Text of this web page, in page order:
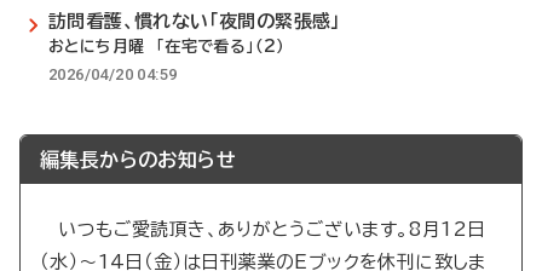
訪問看護、慣れない「夜間の緊張感」
おとにち月曜 「在宅で看る」（2）
2026/04/20 04:59
編集長からのお知らせ
いつもご愛読頂き、ありがとうございます。8月12日
（水）～14日（金）は日刊薬業のEブックを休刊に致しま